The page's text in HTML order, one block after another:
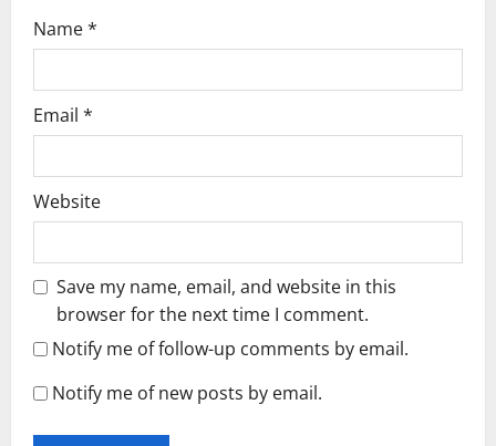
Name*
Email *
Website
Save my name, email, and website in this
browser for the next time I comment.
Notify me of follow-up comments by email.
Notify me of new posts by email.